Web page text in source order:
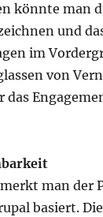
könnte man
und
im
von
man der
basiert.